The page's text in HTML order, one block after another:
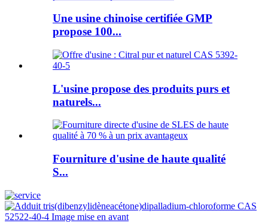
Une usine chinoise certifiée GMP
propose 100...
L'usine propose des produits purs et
naturels...
Fourniture d'usine de haute qualité
S...